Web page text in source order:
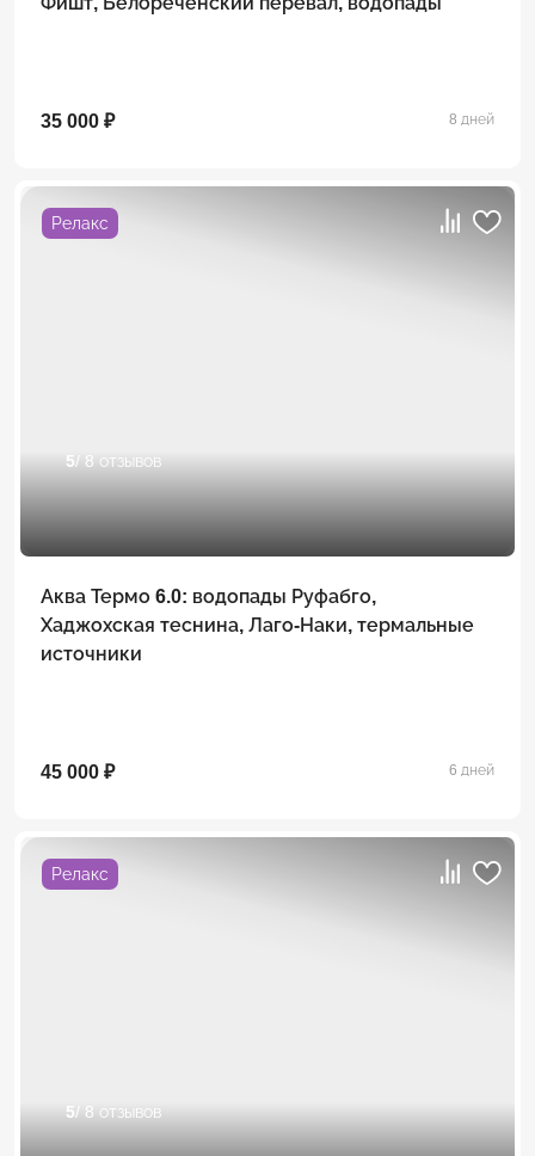
35 000 ₽ 8 дней
Релакс
5/ 8 отзывов
Аква Термо 6.0: водопады Руфабго,
Хаджохская теснина, Лаго-Наки, термальные
источники
45 000 ₽ 6 дней
Релакс
5/ 8 отзывов